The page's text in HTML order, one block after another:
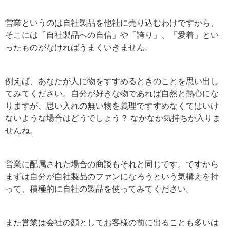
営業というのは自社製品を他社に売り込むわけですから、
そこには「自社製品への自信」や「誇り」、「愛着」とい
ったものがなければうまくいきません。
例えば、あなたが人に物をすすめるときのことを思い出し
てみてください。自分が好きな物であれば自然と熱心にな
りますが、思い入れの無い物を義理ですすめなくてはいけ
ないような場合はどうでしょう？ なかなか気持ちが入りま
せんね。
営業に配属された場合の商談もそれと同じです。ですから
まずは自分が自社製品のファンになろうという気構えを持
って、積極的に自社の製品を使ってみてください。
また営業は会社の顔としてお客様の前に出ることも多いは